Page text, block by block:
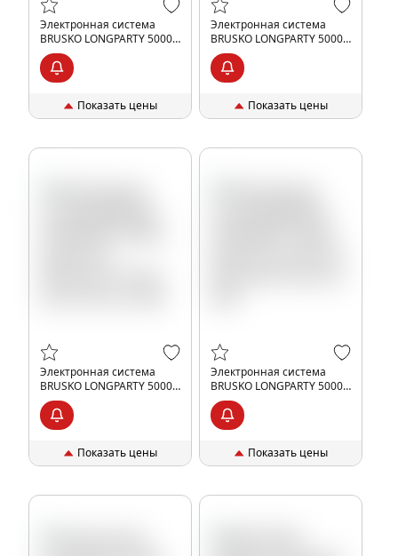
Электронная система
BRUSKO LONGPARTY 5000 с
ароматом винограда, 20
мг/см3, 9 мл, шт, 20%
Показать цены
Электронная система
BRUSKO LONGPARTY 5000 с
ароматом барбариса, 20
мг/см3, 9 мл, шт, 20%
Показать цены
Электронная система
BRUSKO LONGPARTY 5000 с
ароматом апельсина, 20
мг/см3, 9 мл, шт, 20%
Показать цены
Электронная система
BRUSKO LONGPARTY 5000 с
ароматом ананаса, 20 мг/
см3, 9 мл, шт, 20%
Показать цены